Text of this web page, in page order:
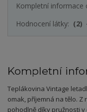
Kompletní informace
Hodnocení látky:
2
Kompletní
Teplákovina Vintage
omak, příjemná na tělo. Z
pohodlně díky pružnosti